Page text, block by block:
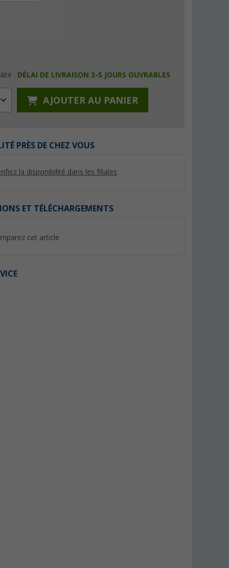
: DÉLAI DE LIVRAISON 3-5 JOURS OUVRABLES
AJOUTER AU PANIER
PRÈS DE CHEZ VOUS
la disponibilité dans les filiales
ET TÉLÉCHARGEMENTS
cet article
10mm
Collier de serrage W4 12-22